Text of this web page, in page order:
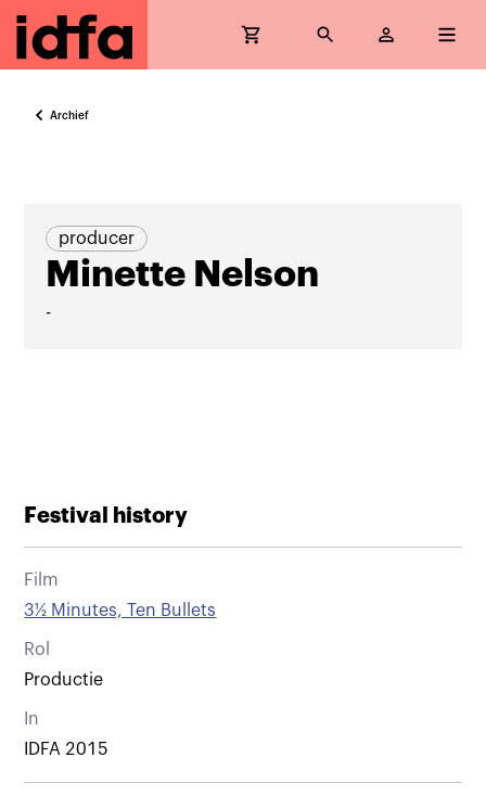
Archief
producer
Minette Nelson
-
Festival history
Film
3½ Minutes, Ten Bullets
Rol
Productie
In
IDFA 2015